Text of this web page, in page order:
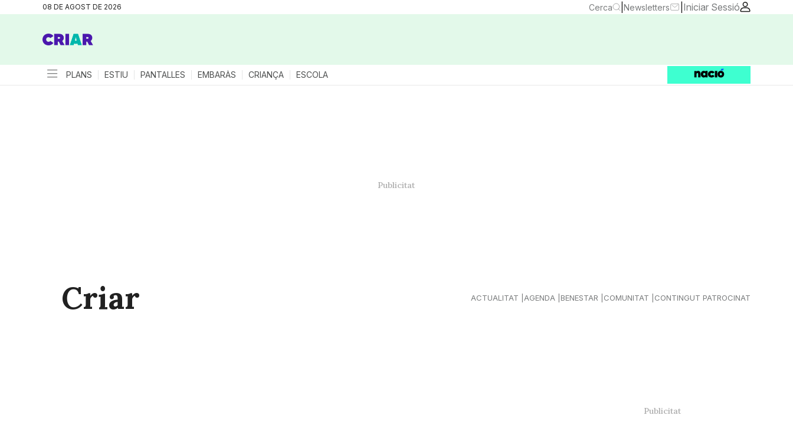
08 DE AGOST DE 2026 Cerca Newsletters Iniciar Sessió
PLANS ESTIU PANTALLES EMBARÀS CRIANÇA ESCOLA
Criar ACTUALITAT AGENDA BENESTAR COMUNITAT CONTINGUT PATROCINAT